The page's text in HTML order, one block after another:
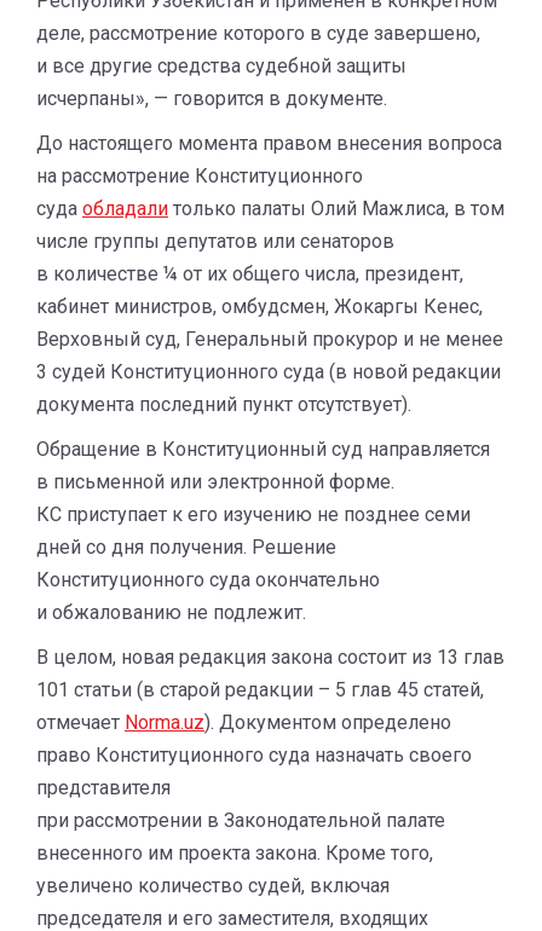
деле, рассмотрение которого в суде завершено,
и все другие средства судебной защиты
исчерпаны», — говорится в документе.
До настоящего момента правом внесения вопроса
на рассмотрение Конституционного
суда обладали только палаты Олий Мажлиса, в том
числе группы депутатов или сенаторов
в количестве ¼ от их общего числа, президент,
кабинет министров, омбудсмен, Жокаргы Кенес,
Верховный суд, Генеральный прокурор и не менее
3 судей Конституционного суда (в новой редакции
документа последний пункт отсутствует).
Обращение в Конституционный суд направляется
в письменной или электронной форме.
КС приступает к его изучению не позднее семи
дней со дня получения. Решение
Конституционного суда окончательно
и обжалованию не подлежит.
В целом, новая редакция закона состоит из 13 глав
101 статьи (в старой редакции – 5 глав 45 статей,
отмечает Norma.uz). Документом определено
право Конституционного суда назначать своего
представителя
при рассмотрении в Законодательной палате
внесенного им проекта закона. Кроме того,
увеличено количество судей, включая
председателя и его заместителя, входящих